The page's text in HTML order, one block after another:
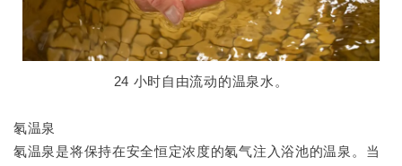
24 小时自由流动的温泉水。
氡温泉
氡温泉是将保持在安全恒定浓度的氡气注入浴池的温泉。当